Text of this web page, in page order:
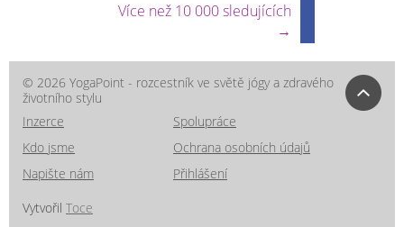
Více než 10 000 sledujících
→
© 2026 YogaPoint - rozcestník ve světě jógy a zdravého
životního stylu
Inzerce
Spolupráce
Kdo jsme
Ochrana osobních údajů
Napište nám
Přihlášení
Vytvořil Toce